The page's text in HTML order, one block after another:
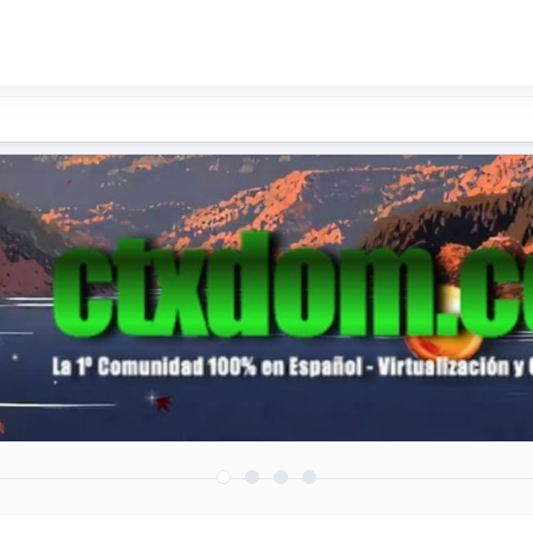
soluciones